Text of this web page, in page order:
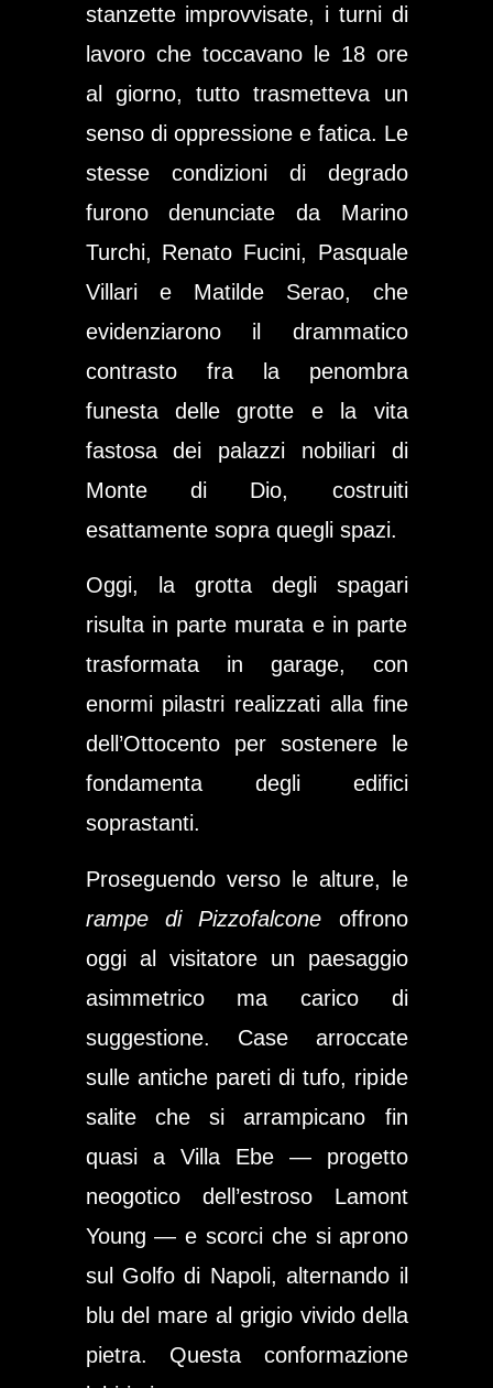
stanzette improvvisate, i turni di
lavoro che toccavano le 18 ore
al giorno, tutto trasmetteva un
senso di oppressione e fatica. Le
stesse condizioni di degrado
furono denunciate da Marino
Turchi, Renato Fucini, Pasquale
Villari e Matilde Serao, che
evidenziarono il drammatico
contrasto fra la penombra
funesta delle grotte e la vita
fastosa dei palazzi nobiliari di
Monte di Dio, costruiti
esattamente sopra quegli spazi.
Oggi, la grotta degli spagari
risulta in parte murata e in parte
trasformata in garage, con
enormi pilastri realizzati alla fine
dell’Ottocento per sostenere le
fondamenta degli edifici
soprastanti.
Proseguendo verso le alture, le
rampe di Pizzofalcone offrono
oggi al visitatore un paesaggio
asimmetrico ma carico di
suggestione. Case arroccate
sulle antiche pareti di tufo, ripide
salite che si arrampicano fin
quasi a Villa Ebe — progetto
neogotico dell’estroso Lamont
Young — e scorci che si aprono
sul Golfo di Napoli, alternando il
blu del mare al grigio vivido della
pietra. Questa conformazione